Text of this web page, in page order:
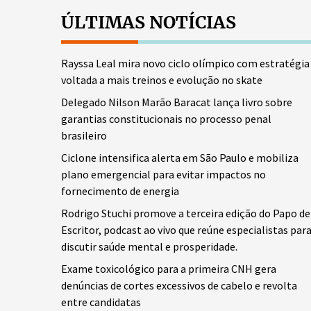
ÚLTIMAS NOTÍCIAS
Rayssa Leal mira novo ciclo olímpico com estratégia
voltada a mais treinos e evolução no skate
Delegado Nilson Marão Baracat lança livro sobre
garantias constitucionais no processo penal
brasileiro
Ciclone intensifica alerta em São Paulo e mobiliza
plano emergencial para evitar impactos no
fornecimento de energia
Rodrigo Stuchi promove a terceira edição do Papo de
Escritor, podcast ao vivo que reúne especialistas para
discutir saúde mental e prosperidade.
Exame toxicológico para a primeira CNH gera
denúncias de cortes excessivos de cabelo e revolta
entre candidatas